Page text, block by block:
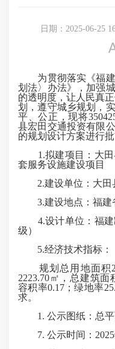
日期：2025-06-25
为贯彻落实《福建
划法〉办法》，加强
的透明度，让人民真
划，遵守城乡规划，
平、公正，现将
县宏田交通投资有限
的规划设计方案进行
1.拟建项目：大田
套服务设施建设项目
2.建设单位：大田
3.建设地点：福建
4.设计单位：福建
级）
5.经济技术指标：
规划总用地面积
2223.70㎡，总建筑面
容积率0.17；绿地率
求。
1. 公示图纸：总平
7. 公示时间：2025